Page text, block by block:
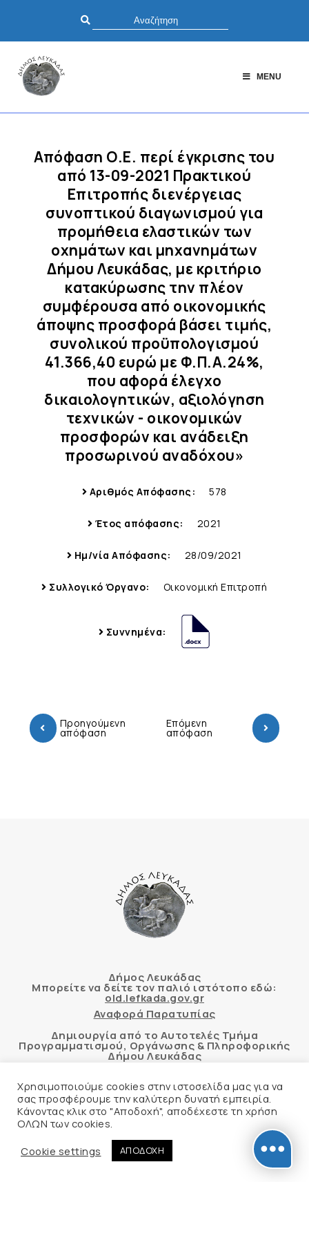
MENU
Απόφαση Ο.Ε. περί έγκρισης του
από 13-09-2021 Πρακτικού
Επιτροπής διενέργειας
συνοπτικού διαγωνισμού για
προμήθεια ελαστικών των
οχημάτων και μηχανημάτων
Δήμου Λευκάδας, με κριτήριο
κατακύρωσης την πλέον
συμφέρουσα από οικονομικής
άποψης προσφορά βάσει τιμής,
συνολικού προϋπολογισμού
41.366,40 ευρώ με Φ.Π.Α.24%,
που αφορά έλεγχο
δικαιολογητικών, αξιολόγηση
τεχνικών - οικονομικών
προσφορών και ανάδειξη
προσωρινού αναδόχου»
Αριθμός Απόφασης: 578
Έτος απόφασης: 2021
Ημ/νία Απόφασης: 28/09/2021
Συλλογικό Όργανο: Οικονομική Επιτροπή
Συννημένα:
Προηγούμενη
απόφαση
Επόμενη
απόφαση
Δήμος Λευκάδας
Μπορείτε να δείτε τον παλιό ιστότοπο εδώ:
old.lefkada.gov.gr
Αναφορά Παρατυπίας
Δημιουργία από το Αυτοτελές Τμήμα
Προγραμματισμού, Οργάνωσης & Πληροφορικής
Δήμου Λευκάδας
Αυτόματος έλεγχος προσβασιμότητας
δικτυακού τόπου με βάση το πρότυπο WCAG 2.1
Δήλωση Προσβασιμότητας
Χρησιμοποιούμε cookies στην ιστοσελίδα μας για να
σας προσφέρουμε την καλύτερη δυνατή εμπειρία.
Κάνοντας κλικ στο "Αποδοχή", αποδέχεστε τη χρήση
ΟΛΩΝ των cookies.
Cookie settings
ΑΠΟΔΟΧΗ